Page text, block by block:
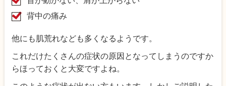
背中の痛み
他にも肌荒れなども多くなるようです。
これだけたくさんの症状の原因となってしまうのですか
らほっておくと大変ですよね。